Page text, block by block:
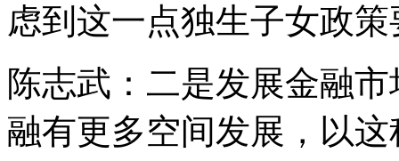
虑到这一点独生子女政
陈志武：二是发展金融
融有更多空间发展，以